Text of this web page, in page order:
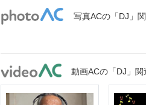
写真ACの「DJ」
動画ACの「DJ」